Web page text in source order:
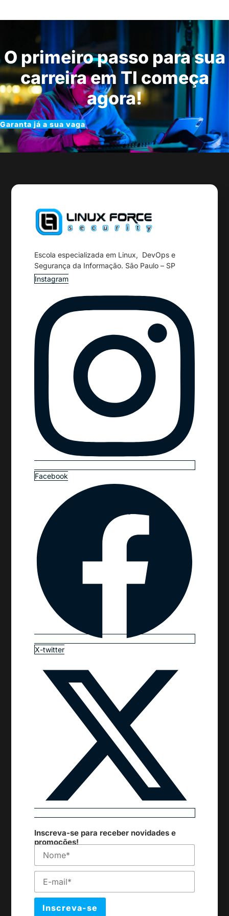
O primeiro passo para sua
carreira em TI começa
agora!
Garanta já a sua vaga
Escola especializada em Linux, DevOps e
Segurança da Informação. São Paulo – SP
Instagram
Facebook
X-twitter
Inscreva-se para receber novidades e
promoções!
Inscreva-se